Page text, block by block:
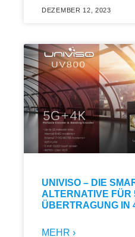
DEZEMBER 12, 2023
UNIVISO – DIE
ALTERNATIVE FÜR
ÜBERTRAGUNG IN
MEHR ›